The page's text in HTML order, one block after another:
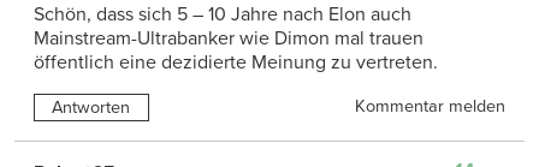
Schön, dass sich 5 – 10 Jahre nach Elon auch
Mainstream-Ultrabanker wie Dimon mal trauen
öffentlich eine dezidierte Meinung zu vertreten.
Antworten Kommentar melden